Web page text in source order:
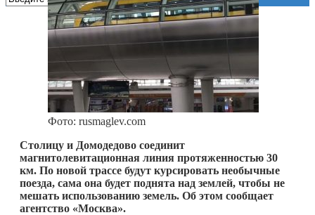
Фото: rusmaglev.com
Столицу и Домодедово соединит
магнитолевитационная линия протяженностью 30
км. По новой трассе будут курсировать необычные
поезда, сама она будет поднята над землей, чтобы не
мешать использованию земель. Об этом сообщает
агентство «Москва».